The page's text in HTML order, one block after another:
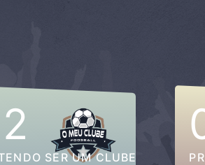
SER UM CLUBE FILIADO